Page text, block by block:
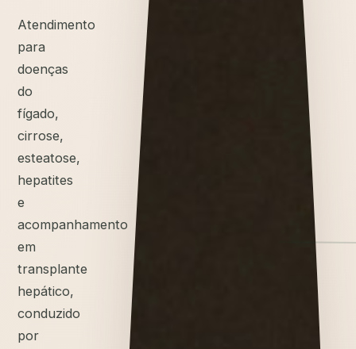
Atendimento
para
doenças
do
fígado,
cirrose,
esteatose,
hepatites
e
acompanhamento
em
transplante
hepático,
conduzido
por